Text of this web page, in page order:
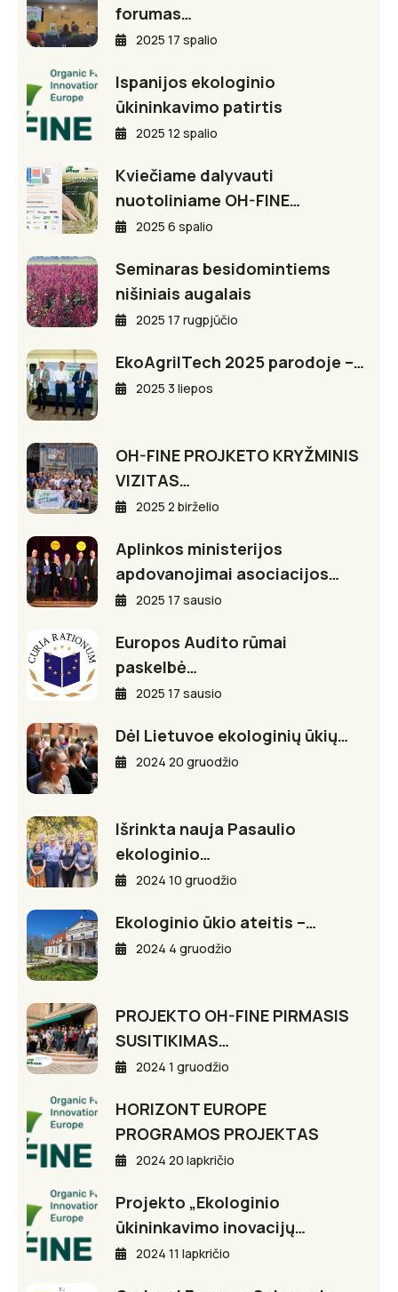
forumas…
2025 17 spalio
Ispanijos ekologinio
ūkininkavimo patirtis
2025 12 spalio
Kviečiame dalyvauti
nuotoliniame OH-FINE…
2025 6 spalio
Seminaras besidomintiems
nišiniais augalais
2025 17 rugpjūčio
EkoAgriITech 2025 parodoje –…
2025 3 liepos
OH-FINE PROJKETO KRYŽMINIS
VIZITAS…
2025 2 birželio
Aplinkos ministerijos
apdovanojimai asociacijos…
2025 17 sausio
Europos Audito rūmai
paskelbė…
2025 17 sausio
Dėl Lietuvoe ekologinių ūkių…
2024 20 gruodžio
Išrinkta nauja Pasaulio
ekologinio…
2024 10 gruodžio
Ekologinio ūkio ateitis –…
2024 4 gruodžio
PROJEKTO OH-FINE PIRMASIS
SUSITIKIMAS…
2024 1 gruodžio
HORIZONT EUROPE
PROGRAMOS PROJEKTAS
2024 20 lapkričio
Projekto „Ekologinio
ūkininkavimo inovacijų…
2024 11 lapkričio